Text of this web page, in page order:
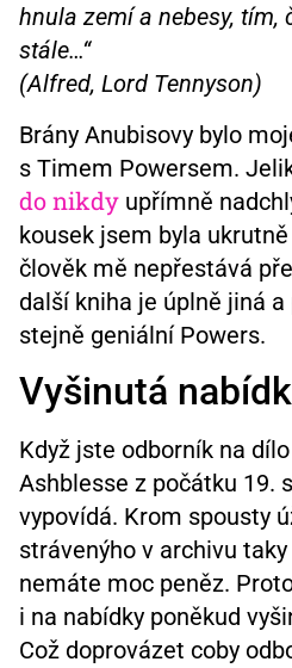
hnula zemí a nebesy, tím,
stále…“
(Alfred, Lord Tennyson)
Brány Anubisovy bylo
s Timem Powersem.
do nikdy upřímně
kousek jsem byla
člověk mě nepřestává
další kniha je úplně jiná
stejně geniální Powers.
Vyšinutá
Když jste odborník na
Ashblesse z počátku 19.
vypovídá. Krom spousty
strávenýho v archivu
nemáte moc peněz.
i na nabídky poněkud
Což doprovázet coby